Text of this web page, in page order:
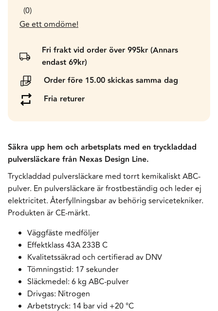
0
Ge ett omdöme!
Fri frakt vid order över 995kr (Annars
endast 69kr)
Order före 15.00 skickas samma dag
Fria returer
Säkra upp hem och arbetsplats med en tryckladdad
pulversläckare från Nexas Design Line.
Tryckladdad pulversläckare med torrt kemikaliskt ABC-
pulver. En pulversläckare är frostbeständig och leder ej
elektricitet. Återfyllningsbar av behörig servicetekniker.
Produkten är CE-märkt.
Väggfäste medföljer
Effektklass 43A 233B C
Kvalitetssäkrad och certifierad av DNV
Tömningstid: 17 sekunder
Släckmedel: 6 kg ABC-pulver
Drivgas: Nitrogen
Arbetstryck: 14 bar vid +20 °C